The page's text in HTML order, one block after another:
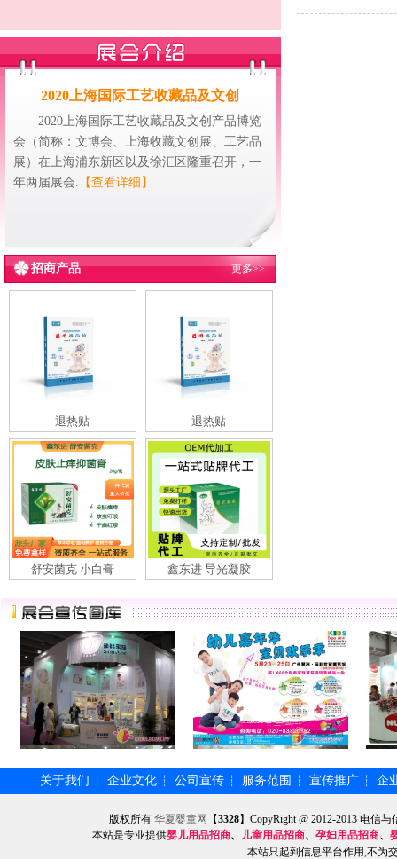
2020上海国际工艺收藏品及文创
2020上海国际工艺收藏品及文创产品博览
会（简称：文博会、上海收藏文创展、工艺品
展）在上海浦东新区以及徐汇区隆重召开，一
年两届展会. 【查看详细】
招商产品 更多>>
退热贴 退热贴
舒安菌克 小白膏 鑫东进 导光凝胶
关于我们 ┆ 企业文化 ┆ 公司宣传 ┆ 服务范围 ┆ 宣传推广 ┆ 企
版权所有华夏婴童网 【3328】CopyRight @ 2012-2013 电信
本站是专业提供婴儿用品招商、 儿童用品招商、 孕妇用品招商、
本站只起到信息平台作用,不为